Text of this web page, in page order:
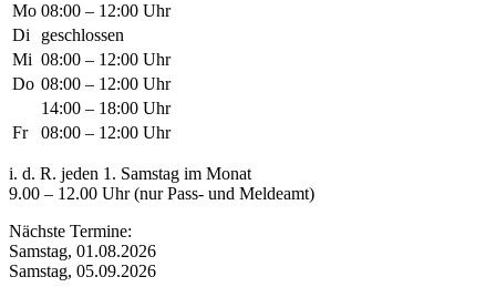
Mo 08:00 – 12:00 Uhr
Di
geschlossen
Mi 08:00 – 12:00 Uhr
Do 08:00 – 12:00 Uhr
14:00 – 18:00 Uhr
Fr
08:00 – 12:00 Uhr
i. d. R. jeden 1. Samstag im Monat
9.00 – 12.00 Uhr (nur Pass- und Meldeamt)
Nächste Termine:
Samstag, 01.08.2026
Samstag, 05.09.2026